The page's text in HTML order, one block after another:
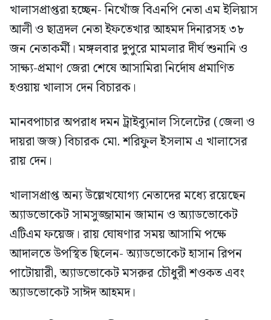
খালাসপ্রাপ্তরা হচ্ছেন- নিখোঁজ বিএনপি নেতা এম ইলিয়াস
আলী ও ছাত্রদল নেতা ইফতেখার আহমদ দিনারসহ ৩৮
জন নেতাকর্মী। মঙ্গলবার দুপুরে মামলার দীর্ঘ শুনানি ও
সাক্ষ্য-প্রমাণ জেরা শেষে আসামিরা নির্দোষ প্রমাণিত
হওয়ায় খালাস দেন বিচারক।
মানবপাচার অপরাধ দমন ট্রাইব্যুনাল সিলেটের (জেলা ও
দায়রা জজ) বিচারক মো. শরিফুল ইসলাম এ খালাসের
রায় দেন।
খালাসপ্রাপ্ত অন্য উল্লেখযোগ্য নেতাদের মধ্যে রয়েছেন
অ্যাডভোকেট সামসুজ্জামান জামান ও অ্যাডভোকেট
এটিএম ফয়েজ। রায় ঘোষণার সময় আসামি পক্ষে
আদালতে উপস্থিত ছিলেন- অ্যাডভোকেট হাসান রিপন
পাটোয়ারী, অ্যাডভোকেট মসরুর চৌধুরী শওকত এবং
অ্যাডভোকেট সাঈদ আহমদ।